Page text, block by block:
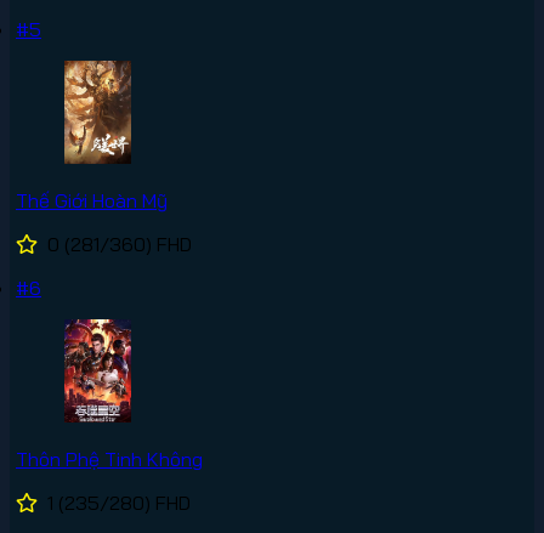
#5
Thế Giới Hoàn Mỹ
0 (281/360) FHD
#6
Thôn Phệ Tinh Không
1 (235/280) FHD